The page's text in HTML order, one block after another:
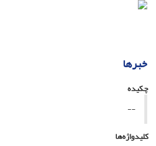
خبرها
چکیده
--
کلیدواژه‌ها